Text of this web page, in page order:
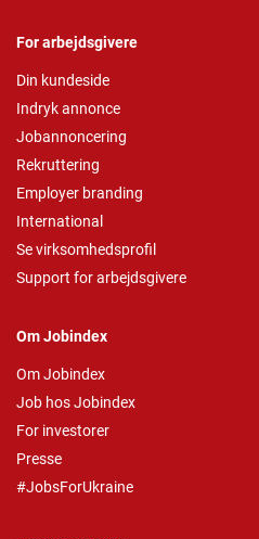
For arbejdsgivere
Din kundeside
Indryk annonce
Jobannoncering
Rekruttering
Employer branding
International
Se virksomhedsprofil
Support for arbejdsgivere
Om Jobindex
Om Jobindex
Job hos Jobindex
For investorer
Presse
#JobsForUkraine